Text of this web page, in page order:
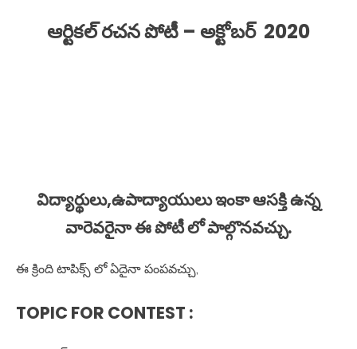
ఆర్టికల్ రచన పోటీ – అక్టోబర్ 2020
విద్యార్థులు,ఉపాద్యాయులు ఇంకా ఆసక్తి ఉన్న
వారెవరైనా ఈ పోటీ లో పాల్గొనవచ్చు.
ఈ క్రింది టాపిక్స్ లో ఏదైనా పంపవచ్చు,
TOPIC FOR CONTEST :